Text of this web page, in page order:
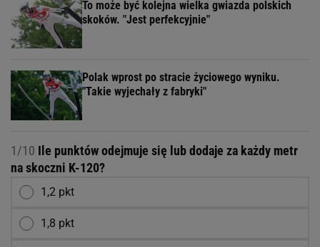
To może być kolejna wielka gwiazda polskich
skoków. "Jest perfekcyjnie"
Polak wprost po stracie życiowego wyniku.
"Takie wyjechały z fabryki"
1/10 Ile punktów odejmuje się lub dodaje za każdy metr
na skoczni K-120?
1,2 pkt
1,8 pkt